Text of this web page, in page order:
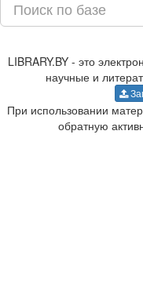
LIBRARY.BY - это
научные и
При использовании
обратную